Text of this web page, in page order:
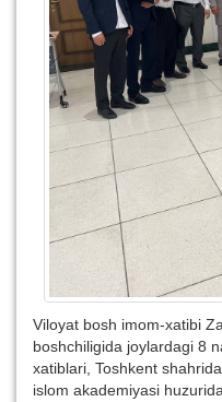
Viloyat bosh imom-xatibi
boshchiligida joylardagi 8
xatiblari, Toshkent
islom akademiyasi